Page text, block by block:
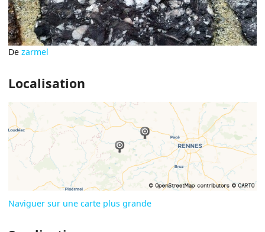
Dezarmel
Localisation
Naviguer sur une carte plus grande